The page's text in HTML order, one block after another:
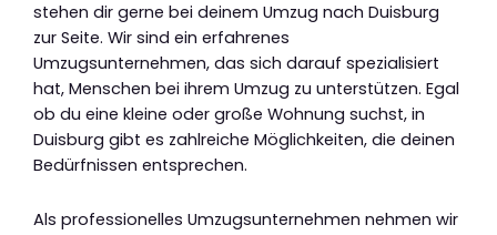
stehen dir gerne bei deinem Umzug nach Duisburg
zur Seite. Wir sind ein erfahrenes
Umzugsunternehmen, das sich darauf spezialisiert
hat, Menschen bei ihrem Umzug zu unterstützen. Egal
ob du eine kleine oder große Wohnung suchst, in
Duisburg gibt es zahlreiche Möglichkeiten, die deinen
Bedürfnissen entsprechen.
Als professionelles Umzugsunternehmen nehmen wir